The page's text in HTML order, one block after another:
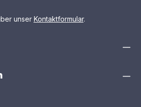
unser Kontaktformular.